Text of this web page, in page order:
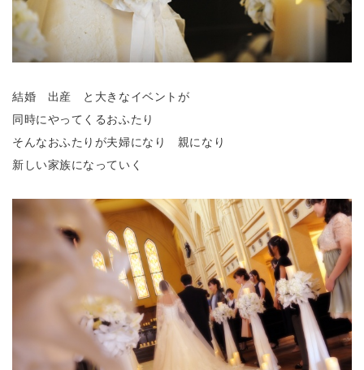
結婚 出産 と大きなイベントが
同時にやってくるおふたり
そんなおふたりが夫婦になり 親になり
新しい家族になっていく